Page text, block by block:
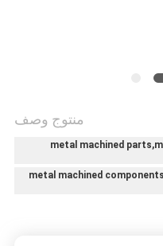
منتوج وصف
metal machined
metal machined